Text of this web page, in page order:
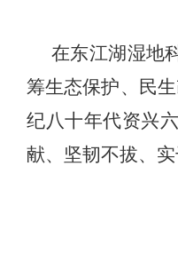
在东江湖湿地
筹生态保护、民
纪八十年代资兴
献、坚韧不拔、